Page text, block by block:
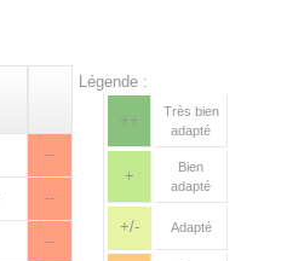
--
--
--
Légende :
++
Très bien
adapté
+
Bien
adapté
+/- Adapté